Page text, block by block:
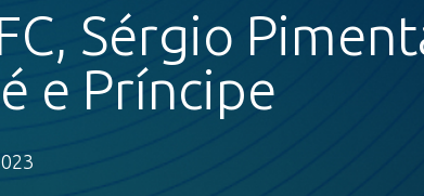
Sérgio
e Príncipe